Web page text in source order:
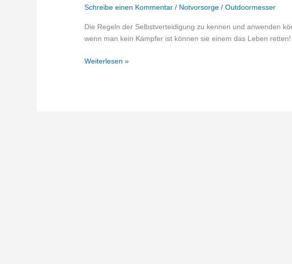
Schreibe einen Kommentar / Notvorsorge /Outdoormesser
Die Regeln der Selbstverteidigung zu kennen und anwenden
wenn man kein Kämpfer ist können sie einem das Leben retten!
Die
Weiterlesen »